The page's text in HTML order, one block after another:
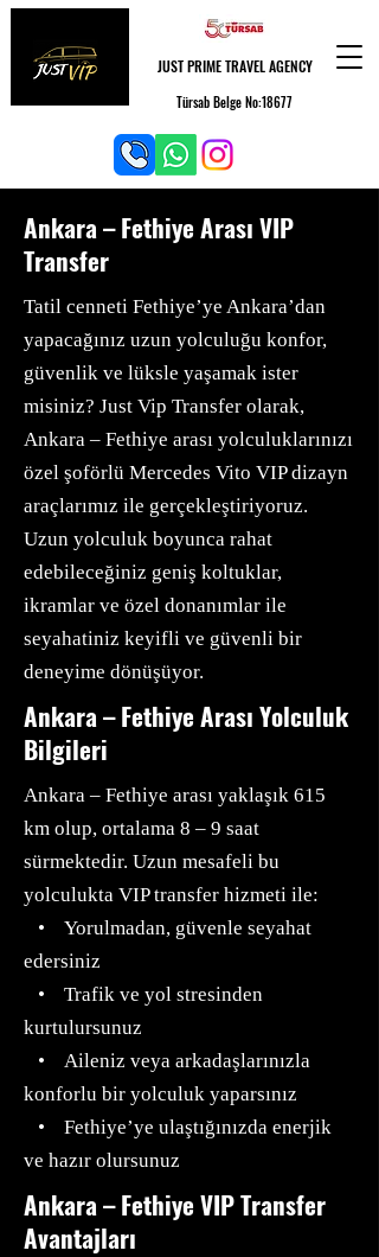
JUST PRIME TRAVEL AGENCY
Türsab Belge No:18677
Ankara – Fethiye Arası VIP
Transfer
Tatil cenneti Fethiye’ye Ankara’dan
yapacağınız uzun yolculuğu konfor,
güvenlik ve lüksle yaşamak ister
misiniz? Just Vip Transfer olarak,
Ankara – Fethiye arası yolculuklarınızı
özel şoförlü Mercedes Vito VIP dizayn
araçlarımız ile gerçekleştiriyoruz.
Uzun yolculuk boyunca rahat
edebileceğiniz geniş koltuklar,
ikramlar ve özel donanımlar ile
seyahatiniz keyifli ve güvenli bir
deneyime dönüşüyor.
Ankara – Fethiye Arası Yolculuk
Bilgileri
Ankara – Fethiye arası yaklaşık 615
km olup, ortalama 8 – 9 saat
sürmektedir. Uzun mesafeli bu
yolculukta VIP transfer hizmeti ile:
• Yorulmadan, güvenle seyahat
edersiniz
• Trafik ve yol stresinden
kurtulursunuz
• Aileniz veya arkadaşlarınızla
konforlu bir yolculuk yaparsınız
• Fethiye’ye ulaştığınızda enerjik
ve hazır olursunuz
Ankara – Fethiye VIP Transfer
Avantajları